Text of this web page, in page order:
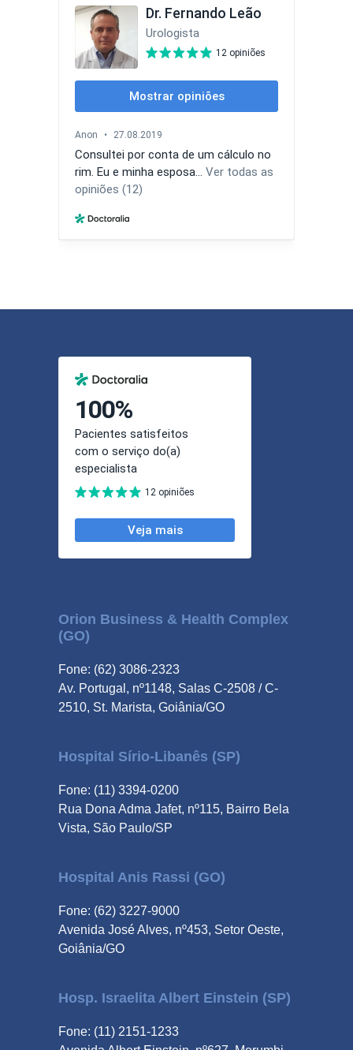
Orion Business & Health Complex
(GO)
Fone: (62) 3086-2323
Av. Portugal, nº1148, Salas C-2508 / C-
2510, St. Marista, Goiânia/GO
Hospital Sírio-Libanês (SP)
Fone: (11) 3394-0200
Rua Dona Adma Jafet, nº115, Bairro Bela
Vista, São Paulo/SP
Hospital Anis Rassi (GO)
Fone: (62) 3227-9000
Avenida José Alves, nº453, Setor Oeste,
Goiânia/GO
Hosp. Israelita Albert Einstein (SP)
Fone: (11) 2151-1233